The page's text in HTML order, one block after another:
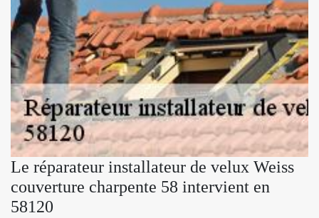
Le réparateur installateur de velux Weiss
couverture charpente 58 intervient en
58120